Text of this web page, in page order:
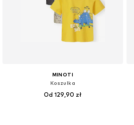
MINOTI
Koszulka
Od 129,90 zł